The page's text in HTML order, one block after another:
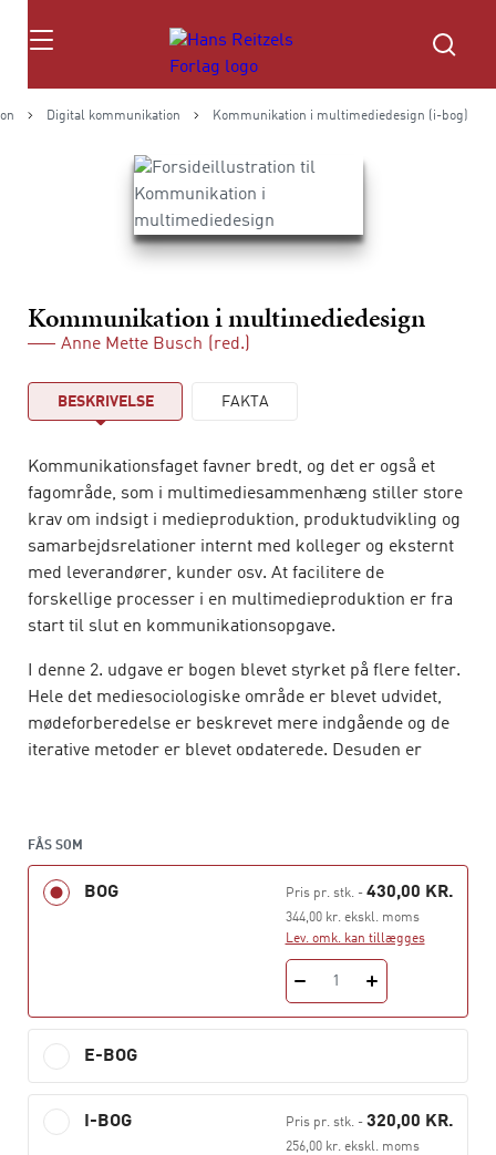
Søg
Digital kommunikation Kommunikation i multimediedesign (i-bog)
Kommunikation i multimediedesign
Anne Mette Busch (red.)
BESKRIVELSE FAKTA
Kommunikationsfaget favner bredt, og det er også et
fagområde, som i multimediesammenhæng stiller store
krav om indsigt i medieproduktion, produktudvikling og
samarbejdsrelationer internt med kolleger og eksternt
med leverandører, kunder osv. At facilitere de
forskellige processer i en multimedieproduktion er fra
start til slut en kommunikationsopgave.
I denne 2. udgave er bogen blevet styrket på flere felter.
Hele det mediesociologiske område er blevet udvidet,
mødeforberedelse er beskrevet mere indgående og de
iterative metoder er blevet opdaterede. Desuden er
Bogen gennemgår alle faser i et multimedieprojekt. Det
vil sige fra opgaven sættes i gang med kunde og team
over dens praktiske gennemførelse til overdragelse af
Bogen er en grundbog til faget kommunikation og
formidling på multimediedesigneruddannelsen. Den
henvender sig desuden til beslægtede uddannelser,
hvor multimediedesign også indgår. Det gælder fx
uddannelsen til datamatiker, webintegrator,
professionsbacheloren i webudvikling og e-
FÅS SOM
BOG Pris pr. stk.- 430,00 KR.
344,00 kr. ekskl. moms
Lev. omk. kan tillægges
1
E-BOG
I-BOG Pris pr. stk.- 320,00 KR.
256,00 kr. ekskl. moms